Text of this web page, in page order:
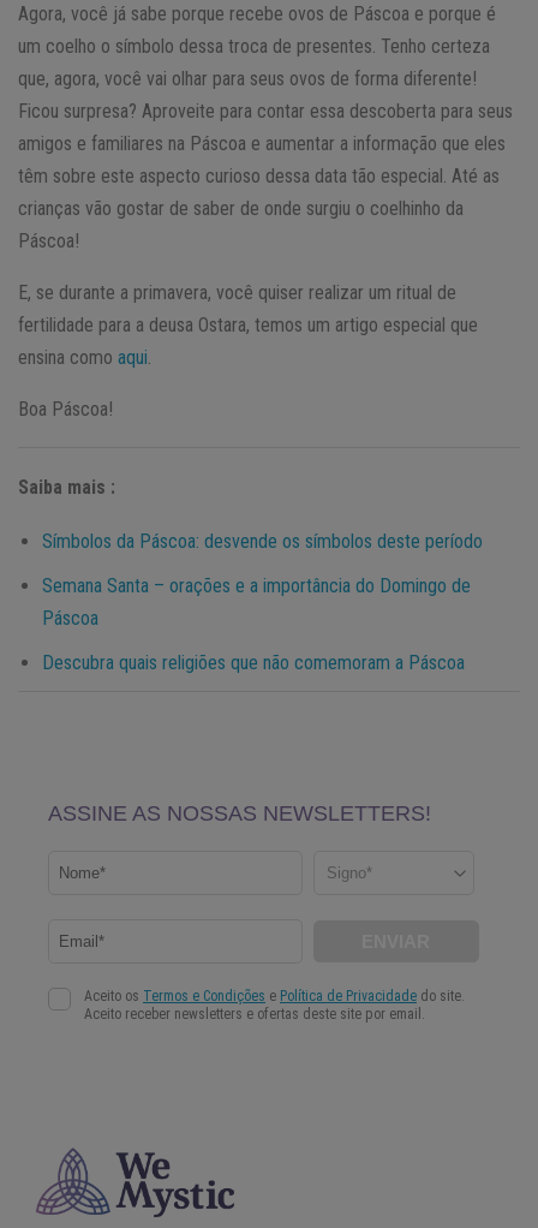
Agora, você já sabe porque recebe ovos de Páscoa e porque é
um coelho o símbolo dessa troca de presentes. Tenho certeza
que, agora, você vai olhar para seus ovos de forma diferente!
Ficou surpresa? Aproveite para contar essa descoberta para seus
amigos e familiares na Páscoa e aumentar a informação que eles
têm sobre este aspecto curioso dessa data tão especial. Até as
crianças vão gostar de saber de onde surgiu o coelhinho da
Páscoa!
E, se durante a primavera, você quiser realizar um ritual de
fertilidade para a deusa Ostara, temos um artigo especial que
ensina como aqui
Boa Páscoa!
Saiba mais :
Símbolos da Páscoa: desvende os símbolos deste período
Semana Santa – orações e a importância do Domingo de
Páscoa
Descubra quais religiões que não comemoram a Páscoa